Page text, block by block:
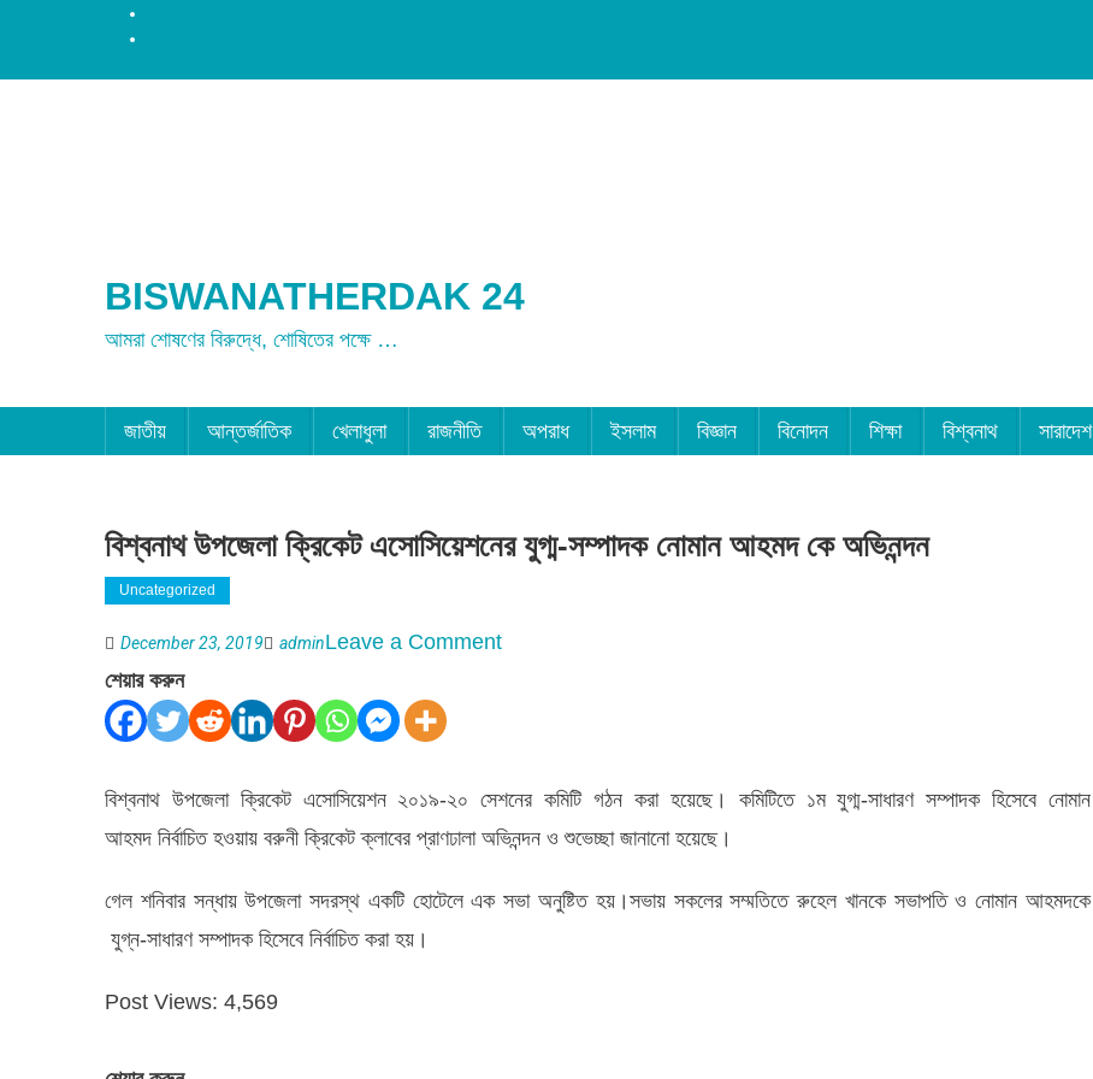
BISWANATHERDAK 24
আমরা শোষণের বিরুদ্ধে, শোষিতের পক্ষে …
জাতীয় আন্তর্জাতিক খেলাধুলা রাজনীতি অপরাধ ইসলাম বিজ্ঞান বিনোদন শিক্ষা বিশ্বনাথ সারাদেশ
বিশ্বনাথ উপজেলা ক্রিকেট এসোসিয়েশনের যুগ্ম-সম্পাদক নোমান আহমদ কে অভিনন্দন
Uncategorized
December 23, 2019 adminLeave a Commenton
এসোসিয়েশনের
যুগ্ম-
নোমান
শেয়ার করুন
বিশ্বনাথ উপজেলা ক্রিকেট এসোসিয়েশন ২০১৯-২০ সেশনের কমিটি গঠন করা হয়েছে। কমিটিতে ১ম যুগ্ম-সাধারণ সম্পাদক হিসেবে নোমান
আহমদ নির্বাচিত হওয়ায় বরুনী ক্রিকেট ক্লাবের প্রাণঢালা অভিনন্দন ও শুভেচ্ছা জানানো হয়েছে।
গেল শনিবার সন্ধায় উপজেলা সদরস্থ একটি হোটেলে এক সভা অনুষ্টিত হয়।সভায় সকলের সম্মতিতে রুহেল খানকে সভাপতি ও নোমান আহমদকে
যুগ্ন-সাধারণ সম্পাদক হিসেবে নির্বাচিত করা হয়।
Post Views: 4,569